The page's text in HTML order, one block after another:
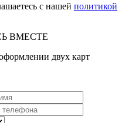
с нашей политикой
ВМЕСТЕ
двух карт